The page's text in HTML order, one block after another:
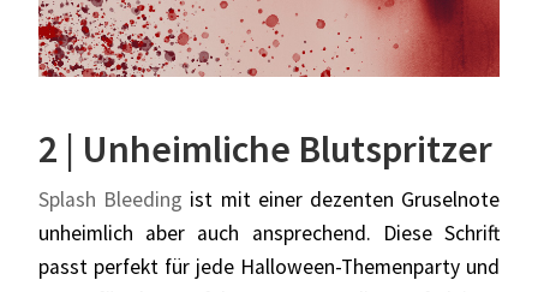
2 | Unheimliche Blutspritzer
Splash Bleeding ist mit einer dezenten Gruselnote
unheimlich aber auch ansprechend. Diese Schrift
passt perfekt für jede Halloween-Themenparty und